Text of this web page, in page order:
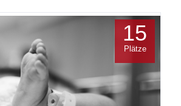
15
Plätze